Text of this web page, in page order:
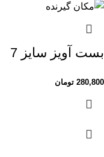
بست آویز سایز 7
280,800 تومان